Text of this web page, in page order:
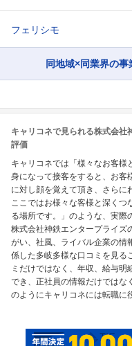
フェリシモ
同地域×同業界の
キャリコネで見られる株式会社
評価
キャリコネでは「様々なお客様
身になって接客をすると、お客
に対し顔を覚えて頂き、さらに
ここではお様々な客様と深くつ
る場所です。」のような、実際
株式会社神鉄エンタープライズ
がい、社風、ライバル企業の情
係した多岐多様な口コミを見る
ミだけではなく、年収、給与
でき、正社員の情報だけではな
のようにキャリコネには転職に